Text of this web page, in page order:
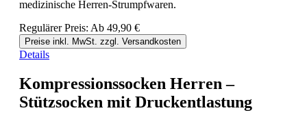
medizinische Herren-Strumpfwaren.
Regulärer Preis: Ab 49,90 €
Preise inkl. MwSt. zzgl. Versandkosten
Details
Kompressionssocken Herren –
Stützsocken mit Druckentlastung